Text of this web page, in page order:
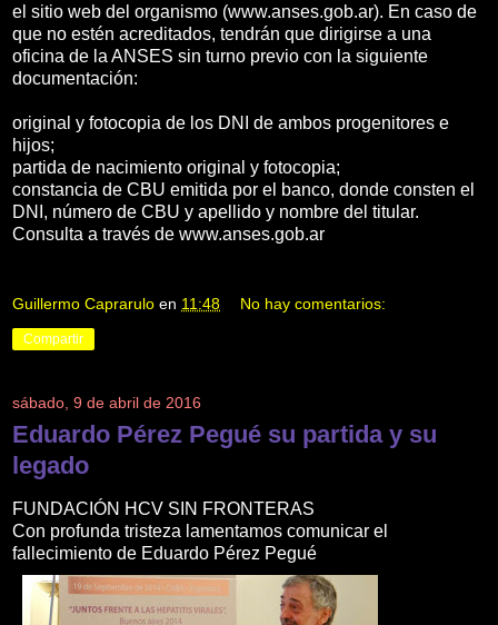
el sitio web del organismo (www.anses.gob.ar). En caso de
que no estén acreditados, tendrán que dirigirse a una
oficina de la ANSES sin turno previo con la siguiente
documentación:
original y fotocopia de los DNI de ambos progenitores e
hijos;
partida de nacimiento original y fotocopia;
constancia de CBU emitida por el banco, donde consten el
DNI, número de CBU y apellido y nombre del titular.
Consulta a través de www.anses.gob.ar
Guillermo Caprarulo en 11:48 No hay comentarios:
Compartir
sábado, 9 de abril de 2016
Eduardo Pérez Pegué su partida y su
legado
FUNDACIÓN HCV SIN FRONTERAS
Con profunda tristeza lamentamos comunicar el
fallecimiento de Eduardo Pérez Pegué